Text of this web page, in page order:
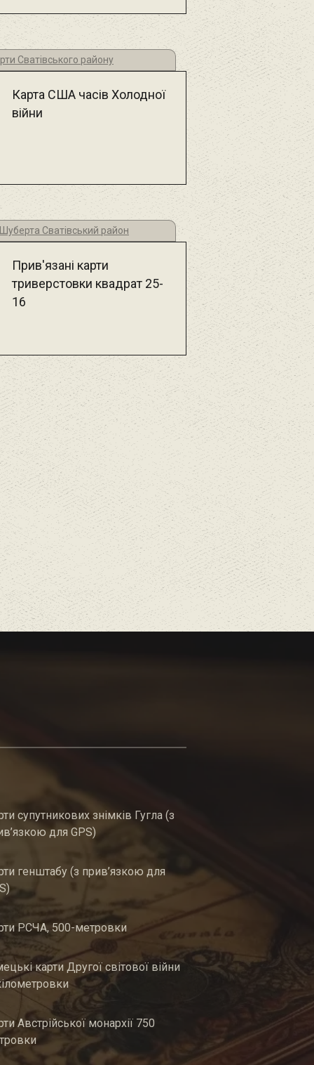
Сватівського району
Карта США часів Холодної
війни
Сватівський район
Прив'язані карти
триверстовки квадрат 25-
16
супутникових знімків Гугла (з
для GPS)
генштабу (з прив’язкою для
РСЧА, 500-метровки
карти Другої світової війни
Австрійської монархії 750